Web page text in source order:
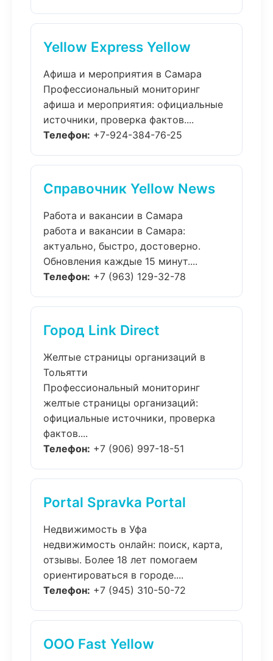
Yellow Express Yellow
Афиша и мероприятия в Самара
Профессиональный мониторинг
афиша и мероприятия: официальные
источники, проверка фактов....
Телефон: +7-924-384-76-25
Справочник Yellow News
Работа и вакансии в Самара
работа и вакансии в Самара:
актуально, быстро, достоверно.
Обновления каждые 15 минут....
Телефон: +7 (963) 129-32-78
Город Link Direct
Желтые страницы организаций в
Тольятти
Профессиональный мониторинг
желтые страницы организаций:
официальные источники, проверка
фактов....
Телефон: +7 (906) 997-18-51
Portal Spravka Portal
Недвижимость в Уфа
недвижимость онлайн: поиск, карта,
отзывы. Более 18 лет помогаем
ориентироваться в городе....
Телефон: +7 (945) 310-50-72
ООО Fast Yellow